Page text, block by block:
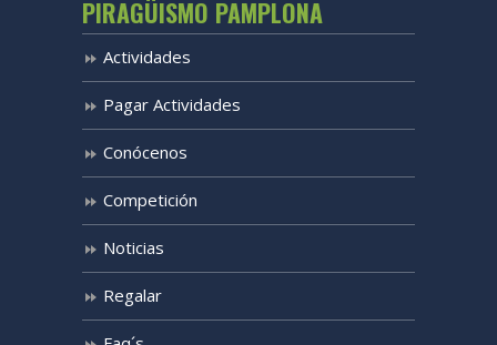
PIRAGÜISMO PAMPLONA
Actividades
Pagar Actividades
Conócenos
Competición
Noticias
Regalar